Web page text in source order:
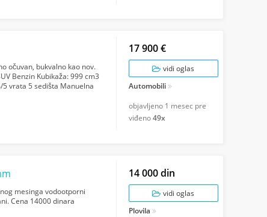
očuvan, bukvalno kao nov.
Benzin Kubikaža: 999 cm3
5 vrata 5 sedišta Manuelna
17 900 €
vidi oglas
Automobili
objavljeno 1 mesec pre
viđeno49x
mesinga vodootporni
Cena 14000 dinara
14 000 din
vidi oglas
Plovila